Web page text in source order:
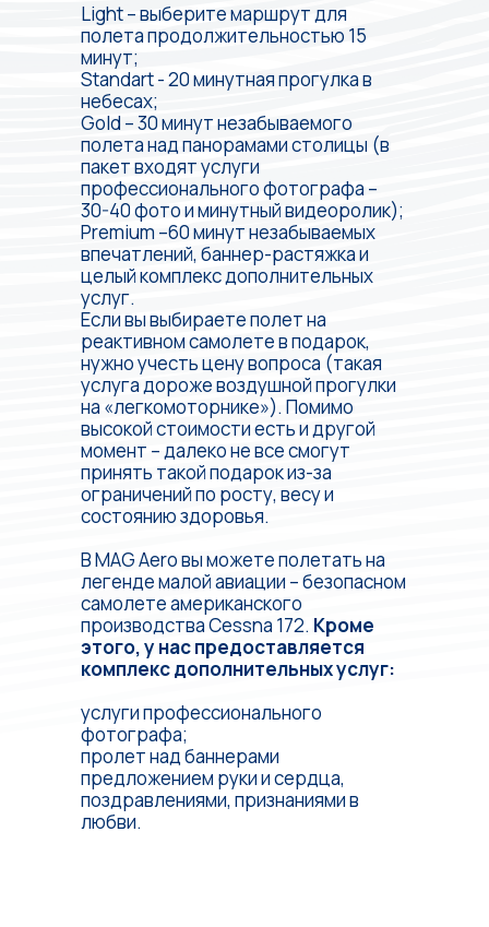
Light – выберите маршрут для
полета продолжительностью 15
минут;
Standart - 20 минутная прогулка в
небесах;
Gold – 30 минут незабываемого
полета над панорамами столицы (в
пакет входят услуги
профессионального фотографа –
30-40 фото и минутный видеоролик);
Premium –60 минут незабываемых
впечатлений, баннер-растяжка и
целый комплекс дополнительных
услуг.
Если вы выбираете полет на
реактивном самолете в подарок,
нужно учесть цену вопроса (такая
услуга дороже воздушной прогулки
на «легкомоторнике»). Помимо
высокой стоимости есть и другой
момент – далеко не все смогут
принять такой подарок из-за
ограничений по росту, весу и
состоянию здоровья.
В MAG Aero вы можете полетать на
легенде малой авиации – безопасном
самолете американского
производства Cessna 172. Кроме
этого, у нас предоставляется
комплекс дополнительных услуг:
услуги профессионального
фотографа;
пролет над баннерами
предложением руки и сердца,
поздравлениями, признаниями в
любви.